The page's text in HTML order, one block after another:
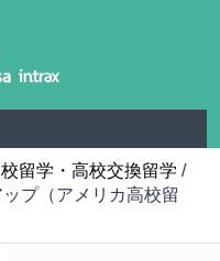
留学・高校交換留学 /
プ（アメリカ高校留